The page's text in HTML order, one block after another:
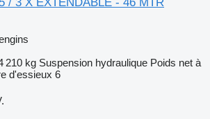
210 kg Suspension hydraulique Poids net à
d'essieux 6